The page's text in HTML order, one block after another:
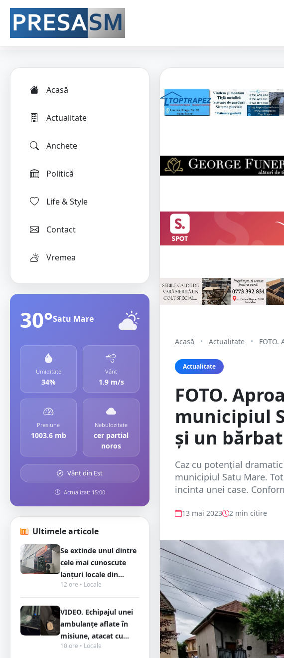
Acasă
Actualitate
Anchete
Politică
Life & Style
Contact
Vremea
30°Satu Mare
Umiditate
34%
Vânt
1.9 m/s
Presiune
1003.6 mb
Nebulozitate
cer partial
noros
Vânt din Est
Actualizat: 15:00
Ultimele articole
Se extinde unul dintre
cele mai cunoscute
lanțuri locale din...
12 ore • Locale
VIDEO. Echipajul unei
ambulanțe aflate în
misiune, atacat cu...
10 ore • Locale
Acasă • Actualitate •
Actualitate
FOTO.
municipiul
și un
Caz cu potențial
municipiul Satu Mare.
incinta unei case.
13 mai 2023 2 min citire